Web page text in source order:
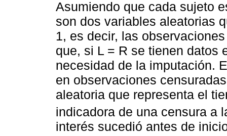
Asumiendo que cada sujeto
son dos variables aleatorias
1, es decir, las
que, si L = R se tienen datos
necesidad de la imputación.
en observaciones
aleatoria que representa el
indicadora de una censura a
interés sucedió antes de